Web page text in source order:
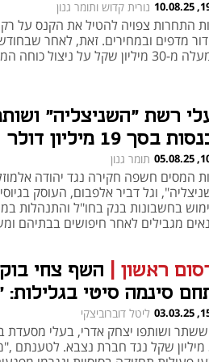
נורית קדוש ותומר גנון
התחרות צפויה להטיל את הקנס על
שקל על ניצול כוחה המונופוליסטי
רשת "השניצליה"
בסך 19 מיליון דולר
תומר גנון
המסים חשפה חקירה נגד יהודה
וגל דביר אלפבום, העוסק
בחשבונות בנק בחו"ל והתנהלות
מגבילים לאחר חיפושים בבתיהם
ראשון
השף צחי
סינמה סיטי בגלילות:
ליטל דוברוביצקי
ושותפו יצחק אדרי, בעלי
3.1 מיליון שקל נגד חברת נצבא.